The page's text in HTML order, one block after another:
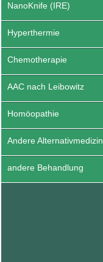
NanoKnife (IRE)
Hyperthermie
Chemotherapie
AAC nach Leibowitz
Homöopathie
Andere Alternativmedizin
andere Behandlung